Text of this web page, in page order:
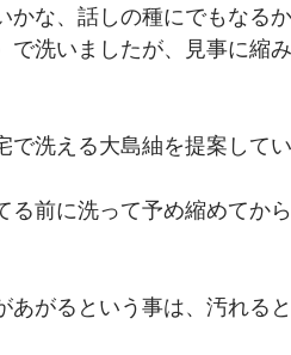
かな、話しの種にでもなる
で洗いましたが、見事に縮
で洗える大島紬を提案して
る前に洗って予め縮めてか
あがるという事は、汚れると